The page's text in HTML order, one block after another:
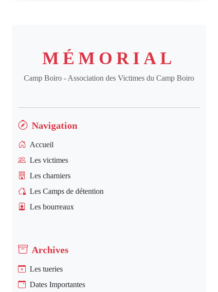
MÉMORIAL
Camp Boiro - Association des Victimes du Camp Boiro
Navigation
Accueil
Les victimes
Les charniers
Les Camps de détention
Les bourreaux
Archives
Les tueries
Dates Importantes